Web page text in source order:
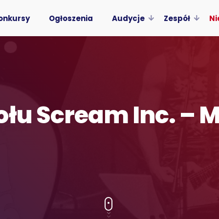
Ogłoszenia Audycje Zespół
Scream Inc. –